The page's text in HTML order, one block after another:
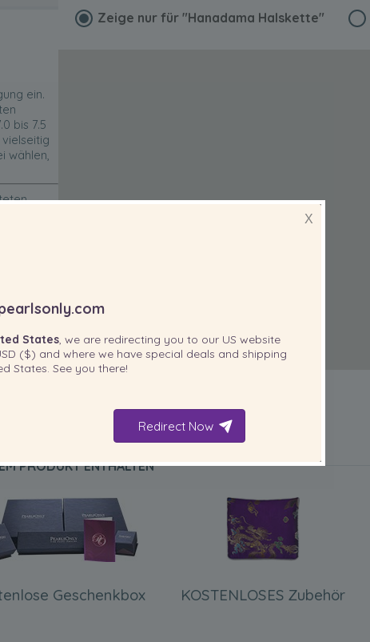
ein.
bis 7.5
wählen,
ist
Zeige nur für "Hanadama Halskette"
PRODUKT ENTHALTEN
Geschenkbox KOSTENLOSES Zubehör
X
States, we are redirecting you to our US website
($) and where we have special deals and shipping
States . See you there!
Redirect Now